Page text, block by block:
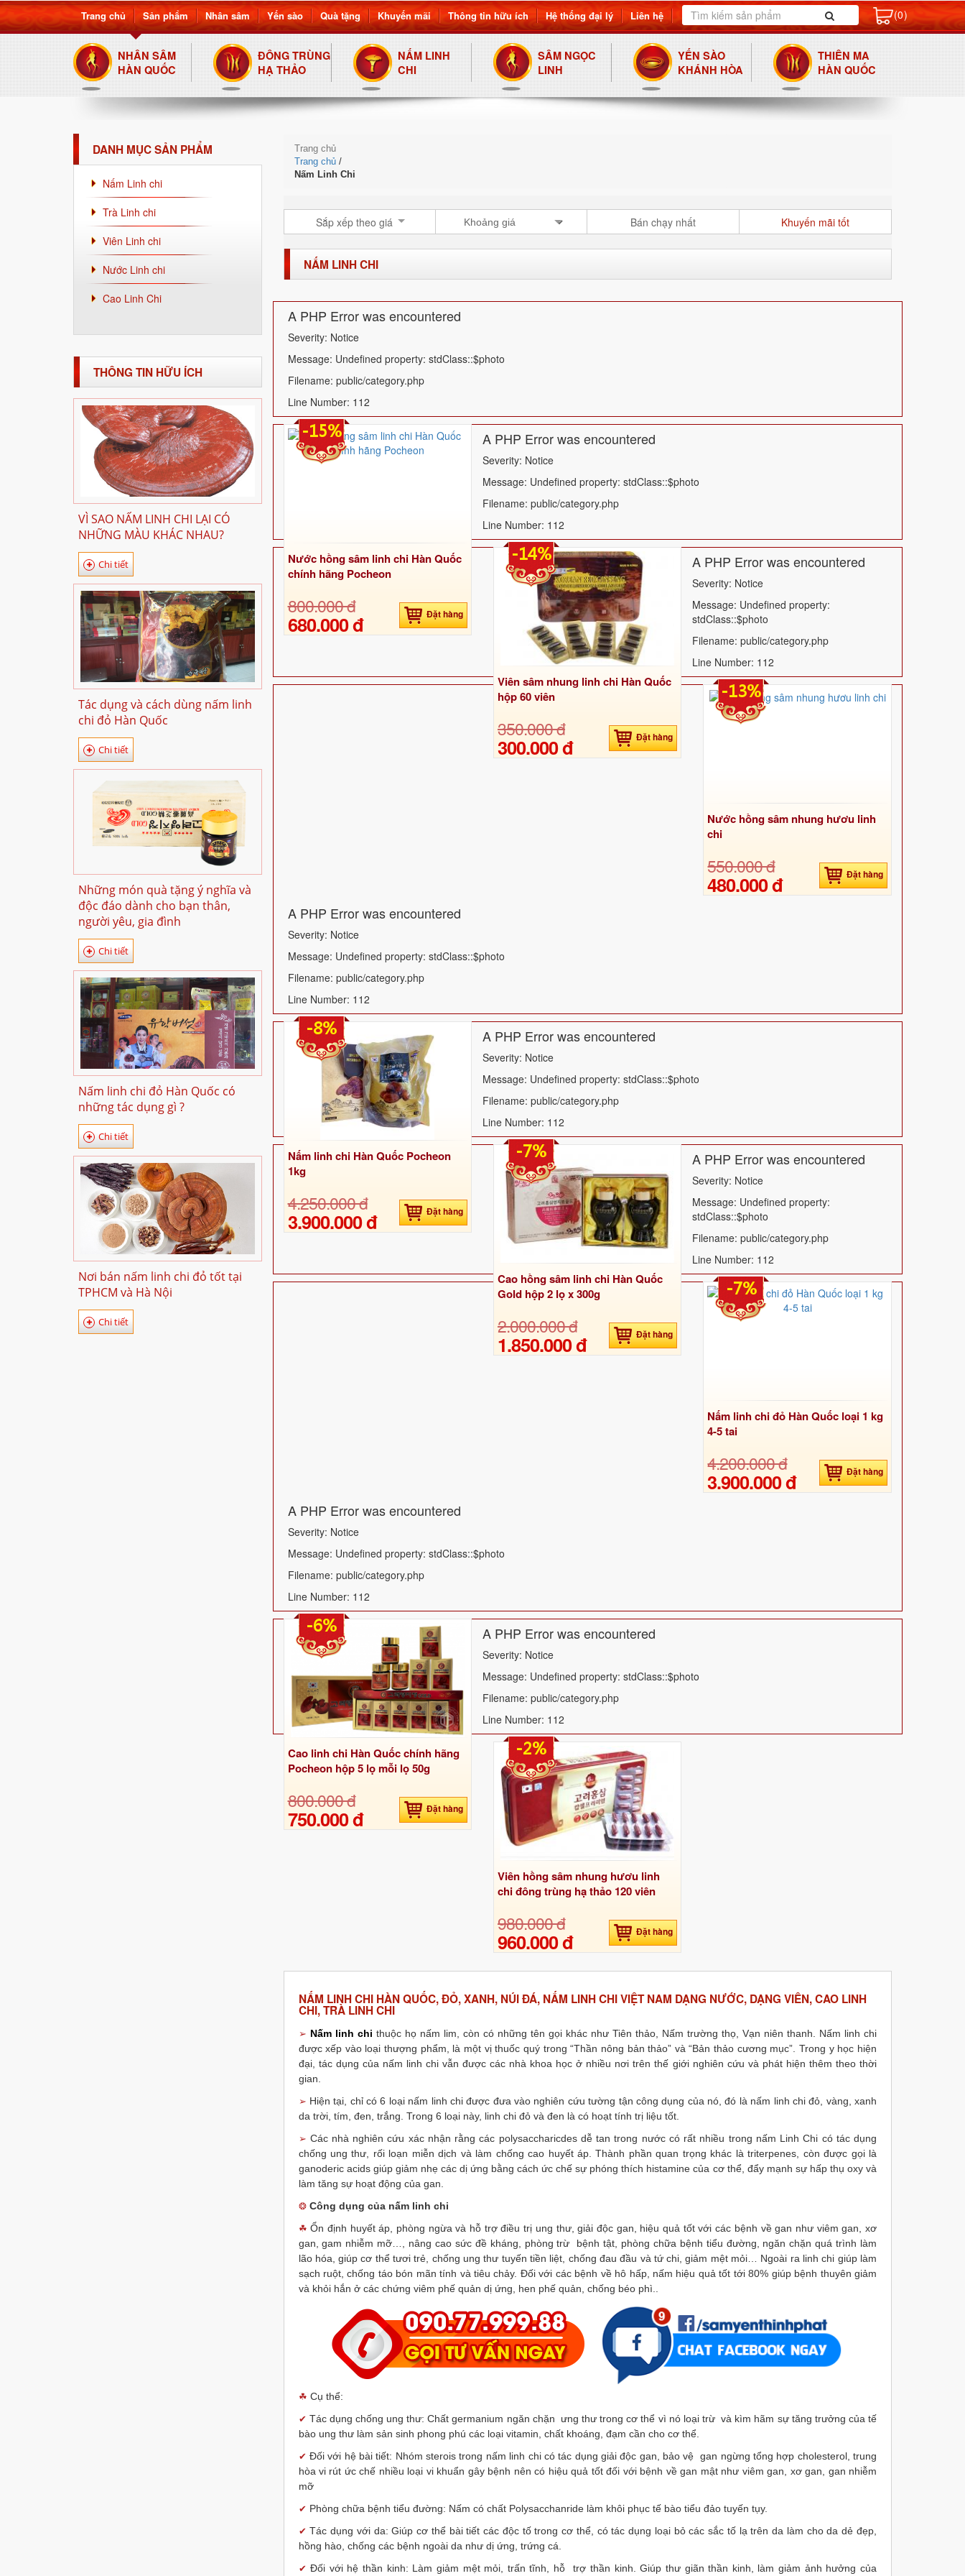
Trang chủ Sản phẩm Nhân sâm Yến sào Quà tặng Khuyến mãi Thông tin hữu ích Hệ thống đại lý Liên hệ (0)
NHÂN SÂM
HÀN QUỐC
ĐÔNG TRÙNG
HẠ THẢO
NẤM LINH
CHI
SÂM NGỌC
LINH
YẾN SÀO
KHÁNH HÒA
THIÊN MA
HÀN QUỐC
DANH MỤC SẢN PHẨM
Nấm Linh chi
Trà Linh chi
Viên Linh chi
Nước Linh chi
Cao Linh Chi
THÔNG TIN HỮU ÍCH
VÌ SAO NẤM LINH CHI LẠI CÓ
NHỮNG MÀU KHÁC NHAU?
Chi tiết
Tác dụng và cách dùng nấm linh
chi đỏ Hàn Quốc
Chi tiết
Những món quà tặng ý nghĩa và
độc đáo dành cho bạn thân,
người yêu, gia đình
Chi tiết
Nấm linh chi đỏ Hàn Quốc có
những tác dụng gì ?
Chi tiết
Nơi bán nấm linh chi đỏ tốt tại
TPHCM và Hà Nội
Chi tiết
Trang chủ
Trang chủ /
Nấm Linh Chi
Sắp xếp theo giá Bán chạy nhất Khuyến mãi tốt
NẤM LINH CHI
A PHP Error was encountered
Severity: Notice
Message: Undefined property: stdClass::$photo
Filename: public/category.php
Line Number: 112
Nước hồng sâm linh chi Hàn Quốc
chính hãng Pocheon
800.000 đ
680.000 đ Đặt hàng
-15% A PHP Error was encountered
Severity: Notice
Message: Undefined property: stdClass::$photo
Filename: public/category.php
Line Number: 112
Viên sâm nhung linh chi Hàn Quốc
hộp 60 viên
350.000 đ
300.000 đ Đặt hàng
-14% A PHP Error was encountered
Severity: Notice
Message: Undefined property:
stdClass::$photo
Filename: public/category.php
Line Number: 112
Nước hồng sâm nhung hươu linh
chi
550.000 đ
480.000 đ Đặt hàng
-13%
A PHP Error was encountered
Severity: Notice
Message: Undefined property: stdClass::$photo
Filename: public/category.php
Line Number: 112
Nấm linh chi Hàn Quốc Pocheon
1kg
4.250.000 đ
3.900.000 đ Đặt hàng
-8% A PHP Error was encountered
Severity: Notice
Message: Undefined property: stdClass::$photo
Filename: public/category.php
Line Number: 112
Cao hồng sâm linh chi Hàn Quốc
Gold hộp 2 lọ x 300g
2.000.000 đ
1.850.000 đ Đặt hàng
-7% A PHP Error was encountered
Severity: Notice
Message: Undefined property:
stdClass::$photo
Filename: public/category.php
Line Number: 112
Nấm linh chi đỏ Hàn Quốc loại 1 kg
4-5 tai
4.200.000 đ
3.900.000 đ Đặt hàng
-7%
A PHP Error was encountered
Severity: Notice
Message: Undefined property: stdClass::$photo
Filename: public/category.php
Line Number: 112
Cao linh chi Hàn Quốc chính hãng
Pocheon hộp 5 lọ mỗi lọ 50g
800.000 đ
750.000 đ Đặt hàng
-6% A PHP Error was encountered
Severity: Notice
Message: Undefined property: stdClass::$photo
Filename: public/category.php
Line Number: 112
Viên hồng sâm nhung hươu linh
chi đông trùng hạ thảo 120 viên
980.000 đ
960.000 đ Đặt hàng
-2%
NẤM LINH CHI HÀN QUỐC, ĐỎ, XANH, NÚI ĐÁ, NẤM LINH CHI VIỆT NAM DẠNG NƯỚC, DẠNG VIÊN, CAO LINH
CHI, TRÀ LINH CHI
➢ Nấm linh chi thuộc họ nấm lim, còn có những tên gọi khác như Tiên thảo, Nấm trường thọ, Vạn niên thanh. Nấm linh chi
được xếp vào loại thượng phẩm, là một vị thuốc quý trong “Thần nông bản thảo” và “Bản thảo cương mục”. Trong y học hiện
đại, tác dụng của nấm linh chi vẫn được các nhà khoa học ở nhiều nơi trên thế giới nghiên cứu và phát hiện thêm theo thời
gian.
➢ Hiện tại, chỉ có 6 loại nấm linh chi được đưa vào nghiên cứu tường tận công dụng của nó, đó là nấm linh chi đỏ, vàng, xanh
da trời, tím, đen, trắng. Trong 6 loại này, linh chi đỏ và đen là có hoạt tính trị liệu tốt.
➢ Các nhà nghiên cứu xác nhận rằng các polysaccharicdes dễ tan trong nước có rất nhiều trong nấm Linh Chi có tác dụng
chống ung thư, rối loạn miễn dịch và làm chống cao huyết áp. Thành phần quan trọng khác là triterpenes, còn được gọi là
ganoderic acids giúp giảm nhẹ các dị ứng bằng cách ức chế sự phóng thích histamine của cơ thể, đẩy mạnh sự hấp thụ oxy và
làm tăng sự hoạt động của gan.
❂ Công dụng của nấm linh chi
☘Ổn định huyết áp, phòng ngừa và hỗ trợ điều trị ung thư, giải độc gan, hiệu quả tốt với các bệnh về gan như viêm gan, xơ
gan, gam nhiễm mỡ…, nâng cao sức đề kháng, phòng trừ bệnh tật, phòng chữa bệnh tiểu đường, ngăn chặn quá trình làm
lão hóa, giúp cơ thể tươi trẻ, chống ung thư tuyến tiền liệt, chống đau đầu và tứ chi, giảm mệt mỏi… Ngoài ra linh chi giúp làm
sạch ruột, chống táo bón mãn tính và tiêu chảy. Đối với các bệnh về hô hấp, nấm hiệu quả tốt tới 80% giúp bệnh thuyên giảm
và khỏi hắn ở các chứng viêm phế quản dị ứng, hen phế quản, chống béo phì..
☘ Cụ thể:
✔ Tác dụng chống ung thư: Chất germanium ngăn chặn ưng thư trong cơ thể vì nó loại trừ và kìm hãm sự tăng trưởng của tế
bào ung thư làm sản sinh phong phú các loại vitamin, chất khoáng, đạm cần cho cơ thể.
✔ Đối với hệ bài tiết: Nhóm sterois trong nấm linh chi có tác dụng giải độc gan, bảo vệ gan ngừng tổng hợp cholesterol, trung
hòa vi rút ức chế nhiều loại vi khuẩn gây bệnh nên có hiệu quả tốt đối với bệnh về gan mật như viêm gan, xơ gan, gan nhiễm
mỡ
✔ Phòng chữa bệnh tiểu đường: Nấm có chất Polysacchanride làm khôi phục tế bào tiểu đảo tuyến tụy.
✔ Tác dụng với da: Giúp cơ thể bài tiết các độc tố trong cơ thể, có tác dụng loại bỏ các sắc tố lạ trên da làm cho da dẻ đẹp,
hồng hào, chống các bệnh ngoài da như dị ứng, trứng cá.
✔ Đối với hệ thần kinh: Làm giảm mệt mỏi, trấn tĩnh, hỗ trợ thần kinh. Giúp thư giãn thần kinh, làm giảm ảnh hưởng của